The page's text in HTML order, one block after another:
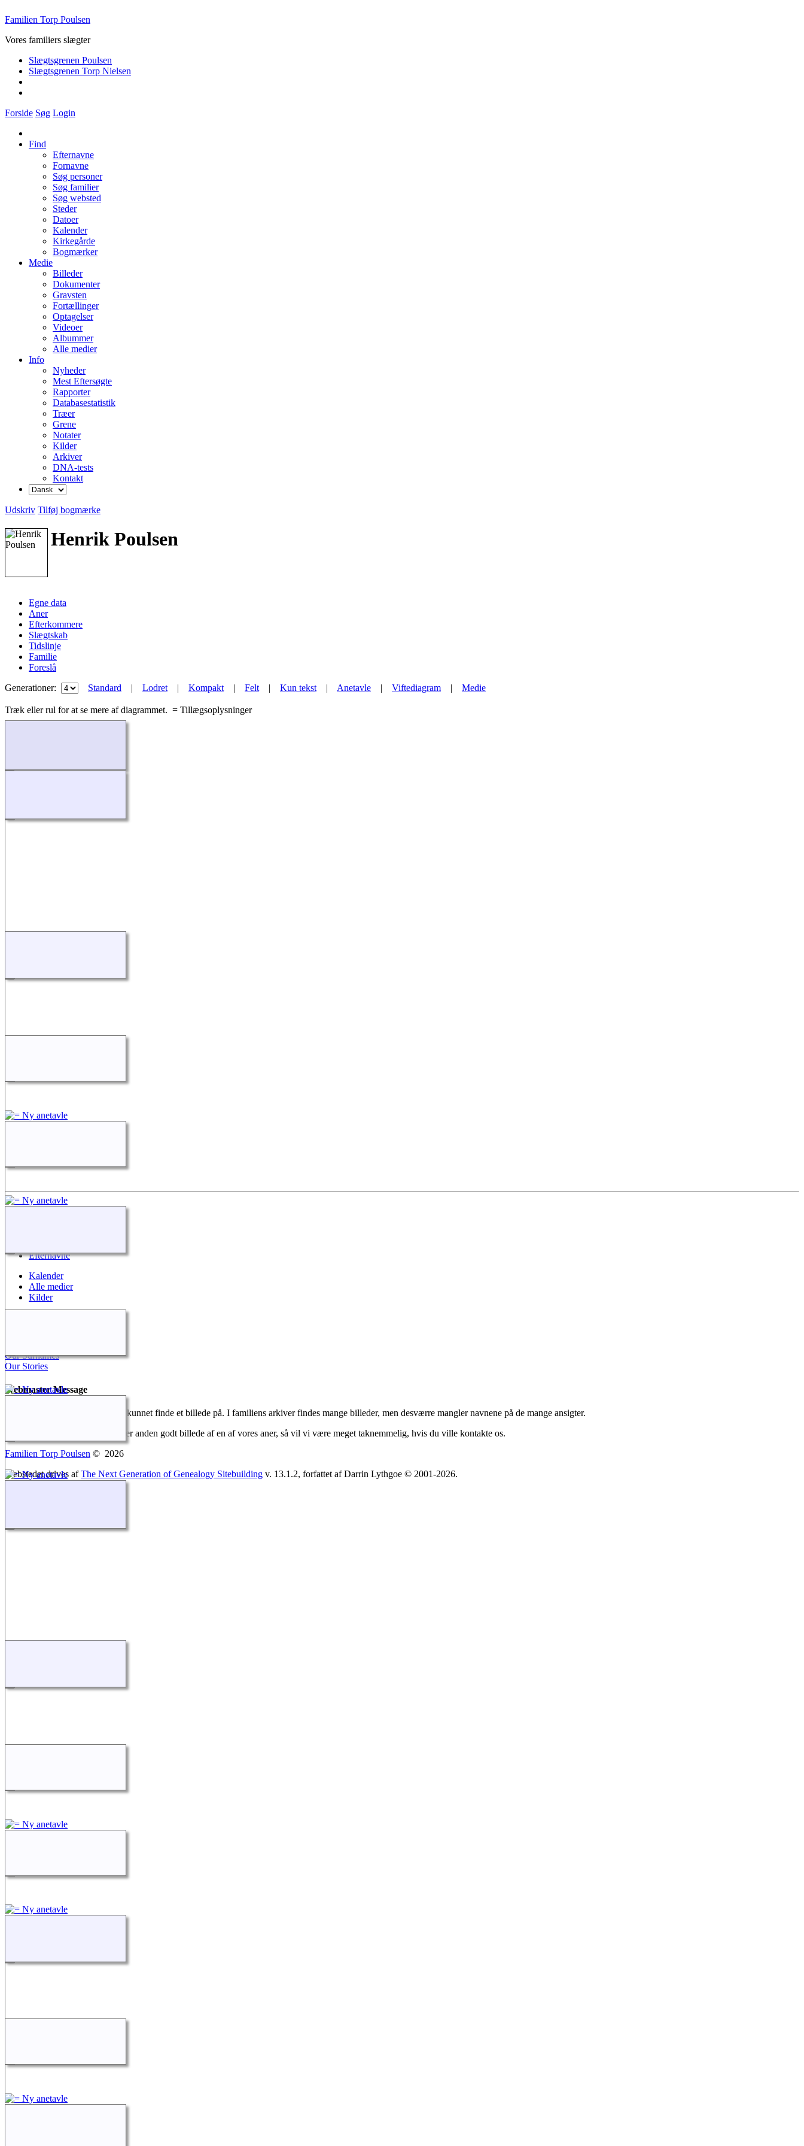
Familien Torp Poulsen
Vores familiers slægter
Slægtsgrenen Poulsen
Slægtsgrenen Torp Nielsen
Forside Søg Login
Find
Efternavne
Fornavne
Søg personer
Søg familier
Søg websted
Steder
Datoer
Kalender
Kirkegårde
Bogmærker
Medie
Billeder
Dokumenter
Gravsten
Fortællinger
Optagelser
Videoer
Albummer
Alle medier
Info
Nyheder
Mest Eftersøgte
Rapporter
Databasestatistik
Træer
Grene
Notater
Kilder
Arkiver
DNA-tests
Kontakt
Udskriv Tilføj bogmærke
Henrik Poulsen
Egne data
Aner
Efterkommere
Slægtskab
Tidslinje
Familie
Foreslå
Generationer:
Standard | Lodret| Kompakt| Felt| Kun tekst| Anetavle | Viftediagram | Medie
Træk eller rul for at se mere af diagrammet. = Tillægsoplysninger
Efternavne
Kalender
Alle medier
Kilder
Our Surnames
Our Stories
Webmaster Message
Mange af vores aner har vi ikke kunnet finde et billede på. I familiens arkiver findes mange billeder, men desværre mangler navnene på de mange ansigter.
Ligge du inde med et portræt eller anden godt billede af en af vores aner, så vil vi være meget taknemmelig, hvis du ville kontakte os.
Familien Torp Poulsen © 2026
Webstedet drives afThe Next Generation of Genealogy Sitebuilding v. 13.1.2, forfattet af Darrin Lythgoe © 2001-2026.